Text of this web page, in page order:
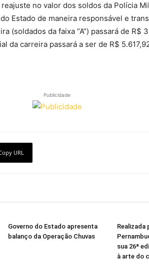
no valor dos soldos da Polícia
Estado de maneira responsável e
(soldados da faixa “A”) passará de R$
da carreira passará a ser de R$
Publicidade
URL
Governo do Estado apresenta
balanço da Operação Chuvas
Realizada
sua 26ª
à arte do